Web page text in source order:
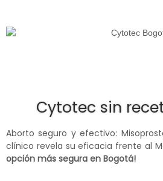
Cytotec sin
Aborto seguro y efectivo:
clínico revela su eficacia frente al
opción más segura en Bogotá!